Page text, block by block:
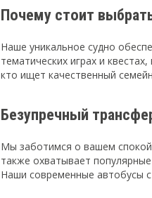
Почему стоит
Наше уникальное судно
тематических играх и
кто ищет качественный
Безупречный
Мы заботимся о вашем
также охватывает
Наши современные автобусы